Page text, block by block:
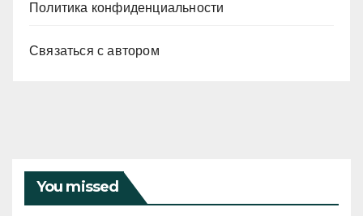
Политика конфиденциальности
Связаться с автором
You missed